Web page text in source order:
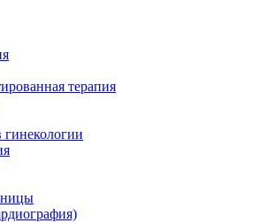
терапия
гинекологии